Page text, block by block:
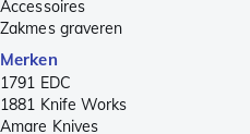
Accessoires
Zakmes graveren
Merken
1791 EDC
1881 Knife Works
Amare Knives